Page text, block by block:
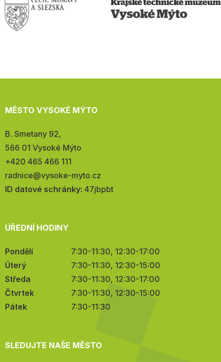
MĚSTO VYSOKÉ MÝTO
Adresa:
B. Smetany 92,
566 01 Vysoké Mýto
Telefon:
+420 465 466 111
E-
mail:
radnice@vysoke-myto.cz
ID datové schránky: 47jbpbt
ÚŘEDNÍ HODINY
Pondělí
7:30-11:30, 12:30-17:00
Úterý
7:30-11:30, 12:30-15:00
Středa
7:30-11:30, 12:30-17:00
Čtvrtek
7:30-11:30, 12:30-15:00
Pátek
7:30-11:30
SLEDUJTE NAŠE MĚSTO